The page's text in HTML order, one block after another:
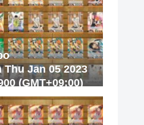
Jan 05 2023
(GMT+09:00)